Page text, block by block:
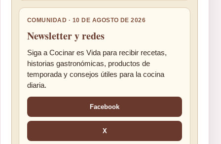
COMUNIDAD · 10 DE AGOSTO DE 2026
Newsletter y redes
Siga a Cocinar es Vida para recibir recetas,
historias gastronómicas, productos de
temporada y consejos útiles para la cocina
diaria.
Facebook
X